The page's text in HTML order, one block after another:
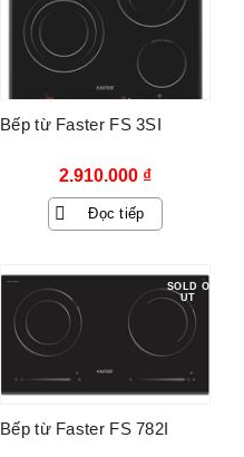
Bếp từ Faster FS 3SI
2.910.000 ₫
Đọc tiếp
SOLD O
UT
Bếp từ Faster FS 782I